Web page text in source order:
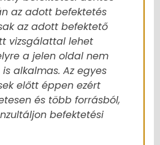
az adott befektetés
az adott befektető
vizsgálattal lehet
a jelen oldal nem
alkalmas. Az egyes
előtt éppen ezért
és több forrásból,
befektetési